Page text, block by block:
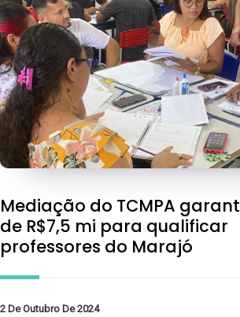
Mediação do TCMPA
de R$7,5 mi para qualificar
professores do Marajó
2 De Outubro De 2024